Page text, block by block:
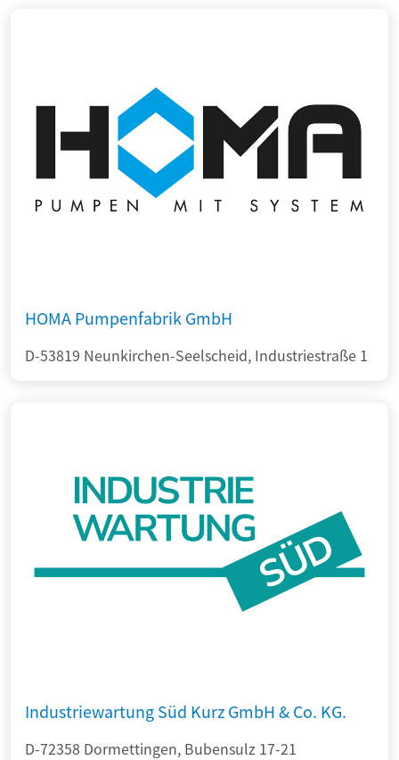
HOMA Pumpenfabrik GmbH
D-53819 Neunkirchen-Seelscheid, Industriestraße 1
Industriewartung Süd Kurz GmbH & Co. KG.
D-72358 Dormettingen, Bubensulz 17-21